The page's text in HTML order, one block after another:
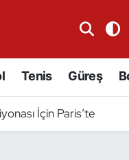
Tenis Güreş
İçin Paris’te